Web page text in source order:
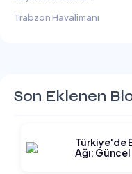
Trabzon Havalimanı
Son Eklenen
Türkiye'de
Ağı: